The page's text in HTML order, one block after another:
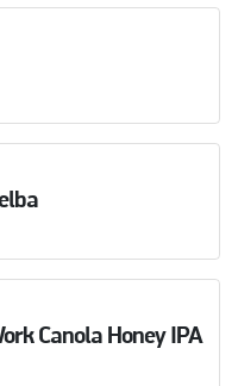
Canola Honey IPA